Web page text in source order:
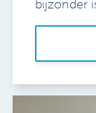
bijzonder